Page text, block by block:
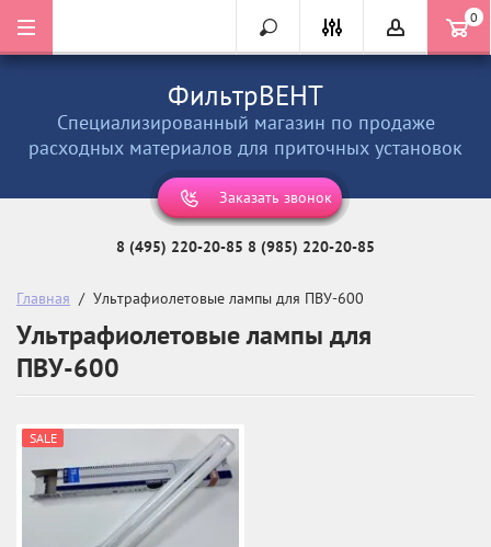
0
ФильтрВЕНТ
Специализированный магазин по продаже
расходных материалов для приточных установок
Заказать звонок
8 (495) 220-20-85 8 (985) 220-20-85
Главная
  /  Ультрафиолетовые лампы для ПВУ-600
Ультрафиолетовые лампы для
ПВУ-600
SALE